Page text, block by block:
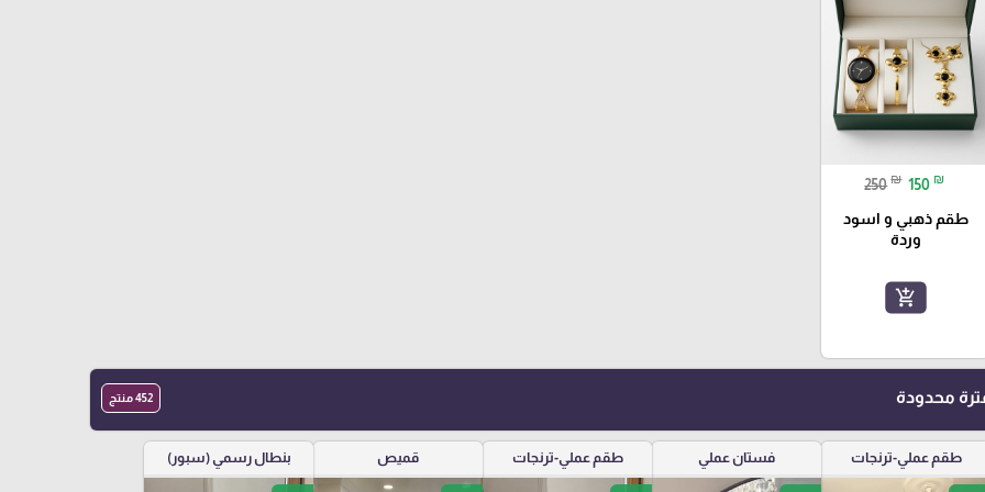
250 ₪ 150 ₪
طقم ذهبي و اسود
وردة
add_shopping_cart
محدودة 452 منتج
طقم عملي-ترنجات فستان عملي طقم عملي-ترنجات قميص بنطال رسمي (سبور)